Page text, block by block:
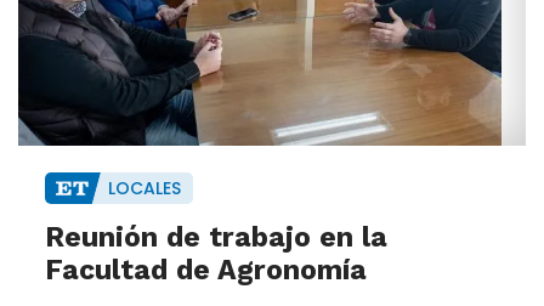
LOCALES
Reunión de trabajo en la
Facultad de Agronomía